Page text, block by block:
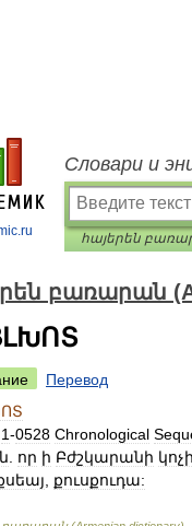
Словари и
բառարան
Перевод
1-0528 Chronological
որ ի Բժշկարանի կոչի
քուսքուդա: